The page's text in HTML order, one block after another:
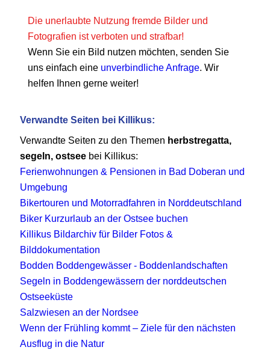
Die unerlaubte Nutzung fremde Bilder und
Fotografien ist verboten und strafbar!
Wenn Sie ein Bild nutzen möchten, senden Sie
uns einfach eine unverbindliche Anfrage. Wir
helfen Ihnen gerne weiter!
Verwandte Seiten bei Killikus:
Verwandte Seiten zu den Themen herbstregatta,
segeln, ostsee bei Killikus:
Ferienwohnungen & Pensionen in Bad Doberan und
Umgebung
Bikertouren und Motorradfahren in Norddeutschland
Biker Kurzurlaub an der Ostsee buchen
Killikus Bildarchiv für Bilder Fotos &
Bilddokumentation
Bodden Boddengewässer - Boddenlandschaften
Segeln in Boddengewässern der norddeutschen
Ostseeküste
Salzwiesen an der Nordsee
Wenn der Frühling kommt – Ziele für den nächsten
Ausflug in die Natur